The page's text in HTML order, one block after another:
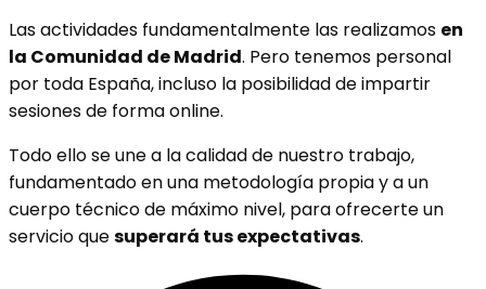
Las actividades fundamentalmente las realizamos en
la Comunidad de Madrid. Pero tenemos personal
por toda España, incluso la posibilidad de impartir
sesiones de forma online.
Todo ello se une a la calidad de nuestro trabajo,
fundamentado en una metodología propia y a un
cuerpo técnico de máximo nivel, para ofrecerte un
servicio quesuperará tus expectativas.